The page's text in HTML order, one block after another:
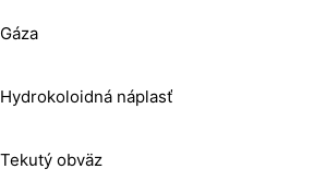
Gáza
Hydrokoloidná náplasť
Tekutý obväz